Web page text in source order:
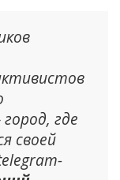
где
своей